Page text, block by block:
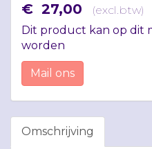
€ 27,00 (excl.btw)
Dit product kan op dit
worden
Mail ons
Omschrijving